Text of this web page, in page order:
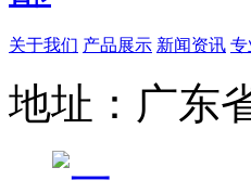
关于我们 产品展示 新闻资讯 专
地址：广东